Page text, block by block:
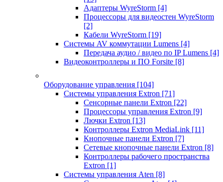
Адаптеры WyreStorm [4]
Процессоры для видеостен WyreStorm
[2]
Кабели WyreStorm [19]
Системы AV коммутации Lumens [4]
Передача аудио / видео по IP Lumens [4]
Видеоконтроллеры и ПО Forsite [8]
Оборудование управления [104]
Системы управления Extron [71]
Сенсорные панели Extron [22]
Процессоры управления Extron [9]
Лючки Extron [13]
Контроллеры Extron MediaLink [11]
Кнопочные панели Extron [7]
Сетевые кнопочные панели Extron [8]
Контроллеры рабочего пространства
Extron [1]
Системы управления Aten [8]